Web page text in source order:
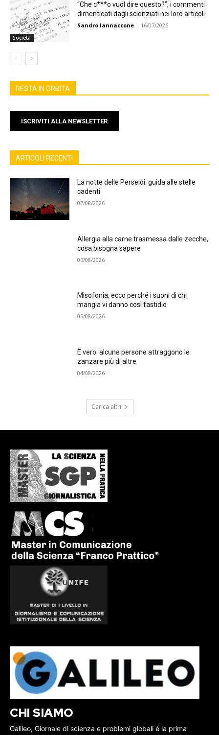
Società
“Che c***o vuol dire questo?”, i commenti
dimenticati dagli scienziati nei loro articoli
Sandro Iannaccone - 16/07/2026
RESTA IN ORBITA
ISCRIVITI ALLA NEWSLETTER
ARTICOLI RECENTI
La notte delle Perseidi: guida alle stelle
cadenti
07/08/2026
Allergia alla carne trasmessa dalle zecche,
cosa bisogna sapere
06/08/2026
Misofonia, ecco perché i suoni di chi
mangia vi danno così fastidio
05/08/2026
È vero: alcune persone attraggono le
zanzare più di altre
04/08/2026
Carica altri
CHI SIAMO
Galileo, Giornale di scienza e problemi globali è la prima